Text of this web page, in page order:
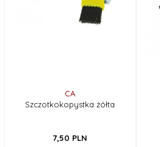
CA
Szczotkokopystka żółta
7,50 PLN